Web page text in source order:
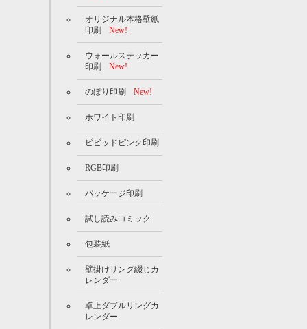
オリジナル本格壁紙
印刷
New!
ウォールステッカー
印刷
New!
のぼり印刷 New!
ホワイト印刷
ビビッドピンク印刷
RGB印刷
パッケージ印刷
試し読みコミック
包装紙
壁掛けリング綴じカ
レンダー
卓上ダブルリングカ
レンダー